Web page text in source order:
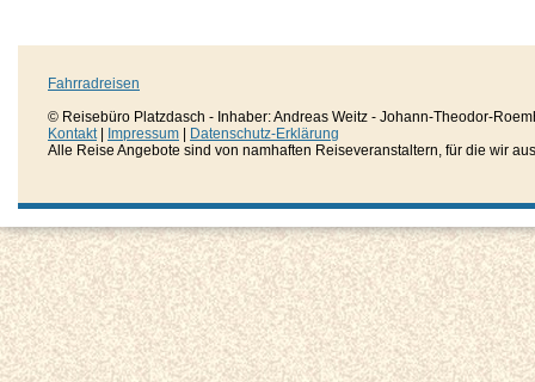
Fahrradreisen
© Reisebüro Platzdasch - Inhaber: Andreas Weitz - Johann-Theodor-
Kontakt| Impressum
Datenschutz-Erklärung
Alle Reise Angebote sind von namhaften Reiseveranstaltern, für die wir